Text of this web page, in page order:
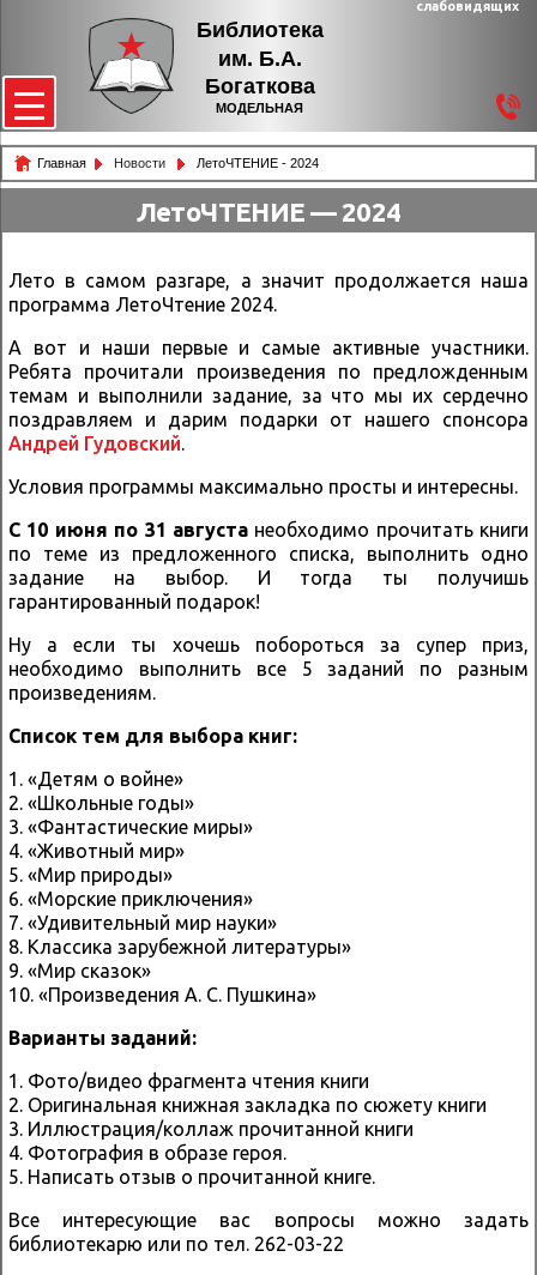
Библиотека
им. Б.А.
Богаткова
МОДЕЛЬНАЯ
слабовидящих
Главная Новости ЛетоЧТЕНИЕ - 2024
ЛетоЧТЕНИЕ — 2024
Лето в самом разгаре, а значит продолжается наша
программа ЛетоЧтение 2024.
А вот и наши первые и самые активные участники.
Ребята прочитали произведения по предложденным
темам и выполнили задание, за что мы их сердечно
поздравляем и дарим подарки от нашего спонсора
Андрей Гудовский.
Условия программы максимально просты и интересны.
С 10 июня по 31 августанеобходимо прочитать книги
по теме из предложенного списка, выполнить одно
задание на выбор. И тогда ты получишь
гарантированный подарок!
Ну а если ты хочешь побороться за супер приз,
необходимо выполнить все 5 заданий по разным
произведениям.
Список тем для выбора книг:
1. «Детям о войне»
2. «Школьные годы»
3. «Фантастические миры»
4. «Животный мир»
5. «Мир природы»
6. «Морские приключения»
7. «Удивительный мир науки»
8. Классика зарубежной литературы»
9. «Мир сказок»
10. «Произведения А. С. Пушкина»
Варианты заданий:
1. Фото/видео фрагмента чтения книги
2. Оригинальная книжная закладка по сюжету книги
3. Иллюстрация/коллаж прочитанной книги
4. Фотография в образе героя.
5. Написать отзыв о прочитанной книге.
Все интересующие вас вопросы можно задать
библиотекарю или по тел. 262-03-22